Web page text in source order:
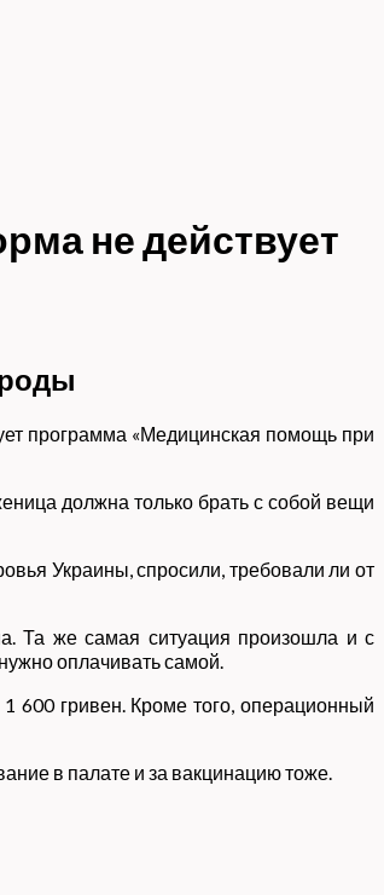
не действует
программа «Медицинская помощь при
должна только брать с собой вещи
Украины, спросили, требовали ли от
Та же самая ситуация произошла и с
оплачивать самой.
600 гривен. Кроме того, операционный
в палате и за вакцинацию тоже.